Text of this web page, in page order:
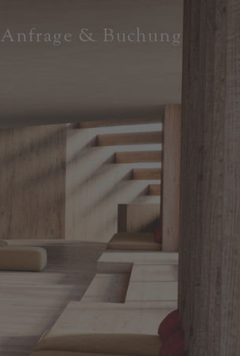
Anfrage & Buchung